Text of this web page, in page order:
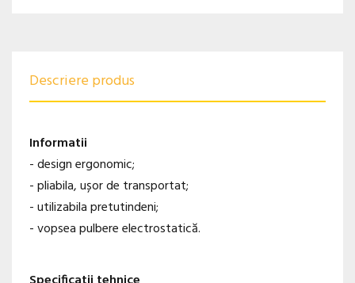
Descriere produs
Informatii
- design ergonomic;
- pliabila, ușor de transportat;
- utilizabila pretutindeni;
- vopsea pulbere electrostatică.